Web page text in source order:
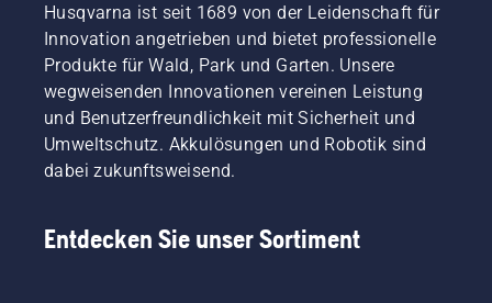
Husqvarna ist seit 1689 von der Leidenschaft für
Innovation angetrieben und bietet professionelle
Produkte für Wald, Park und Garten. Unsere
wegweisenden Innovationen vereinen Leistung
und Benutzerfreundlichkeit mit Sicherheit und
Umweltschutz. Akkulösungen und Robotik sind
dabei zukunftsweisend.
Entdecken Sie unser Sortiment